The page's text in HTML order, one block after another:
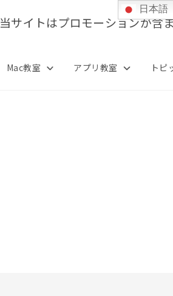
当サイトはプロモーションが含
Mac教室 アプリ教室 トピ
日本語